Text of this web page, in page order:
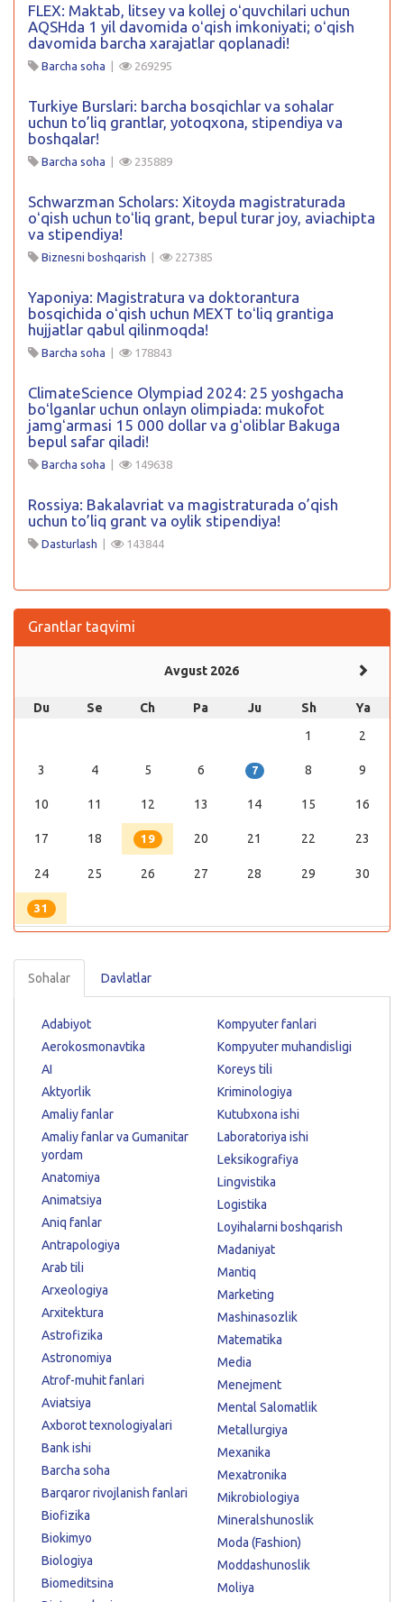
FLEX: Maktab, litsey va kollej oʻquvchilari uchun
AQSHda 1 yil davomida oʻqish imkoniyati; oʻqish
davomida barcha xarajatlar qoplanadi!
Barcha soha | 269295
Turkiye Burslari: barcha bosqichlar va sohalar
uchun to’liq grantlar, yotoqxona, stipendiya va
boshqalar!
Barcha soha | 235889
Schwarzman Scholars: Xitoyda magistraturada
oʻqish uchun toʻliq grant, bepul turar joy, aviachipta
va stipendiya!
Biznesni boshqarish | 227385
Yaponiya: Magistratura va doktorantura
bosqichida oʻqish uchun MEXT toʻliq grantiga
hujjatlar qabul qilinmoqda!
Barcha soha | 178843
ClimateScience Olympiad 2024: 25 yoshgacha
boʻlganlar uchun onlayn olimpiada: mukofot
jamgʻarmasi 15 000 dollar va gʻoliblar Bakuga
bepul safar qiladi!
Barcha soha | 149638
Rossiya: Bakalavriat va magistraturada o’qish
uchun to’liq grant va oylik stipendiya!
Dasturlash | 143844
Grantlar taqvimi
Avgust 2026
Du Se Ch Pa Ju Sh
Ya
1
2
3 4 5 6 7 8 9
10 11 12 13 14 15 16
17 18 19 20 21 22 23
24 25 26 27 28 29 30
31
Sohalar Davlatlar
Adabiyot
Aerokosmonavtika
AI
Aktyorlik
Amaliy fanlar
Amaliy fanlar va Gumanitar
yordam
Anatomiya
Animatsiya
Aniq fanlar
Antrapologiya
Arab tili
Arxeologiya
Arxitektura
Astrofizika
Astronomiya
Atrof-muhit fanlari
Aviatsiya
Axborot texnologiyalari
Bank ishi
Barcha soha
Barqaror rivojlanish fanlari
Biofizika
Biokimyo
Biologiya
Biomeditsina
Kompyuter fanlari
Kompyuter muhandisligi
Koreys tili
Kriminologiya
Kutubxona ishi
Laboratoriya ishi
Leksikografiya
Lingvistika
Logistika
Loyihalarni boshqarish
Madaniyat
Mantiq
Marketing
Mashinasozlik
Matematika
Media
Menejment
Mental Salomatlik
Metallurgiya
Mexanika
Mexatronika
Mikrobiologiya
Mineralshunoslik
Moda (Fashion)
Moddashunoslik
Moliya